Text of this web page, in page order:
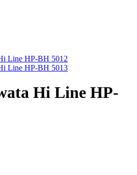
Hi Line HP-